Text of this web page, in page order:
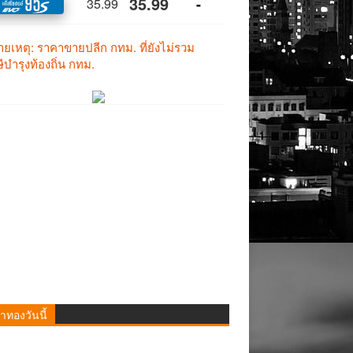
ทองวันนี้